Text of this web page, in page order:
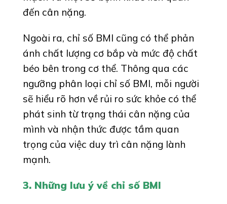
đến cân nặng.
Ngoài ra, chỉ số BMI cũng có thể phản
ánh chất lượng cơ bắp và mức độ chất
béo bên trong cơ thể. Thông qua các
ngưỡng phân loại chỉ số BMI, mỗi người
sẽ hiểu rõ hơn về rủi ro sức khỏe có thể
phát sinh từ trạng thái cân nặng của
mình và nhận thức được tầm quan
trọng của việc duy trì cân nặng lành
mạnh.
3. Những lưu ý về chỉ số BMI